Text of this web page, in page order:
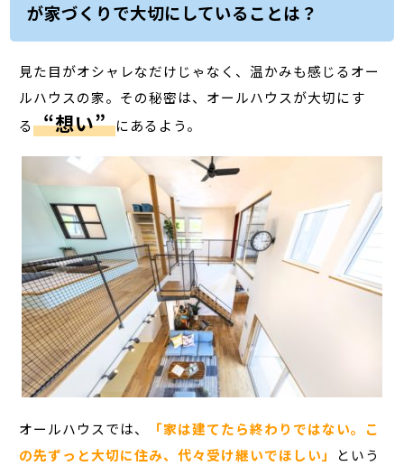
が家づくりで大切にしていることは？
見た目がオシャレなだけじゃなく、温かみも感じるオー
ルハウスの家。その秘密は、オールハウスが大切にす
る “想い” にあるよう。
オールハウスでは、
「家は建てたら終わりではない。こ
の先ずっと大切に住み、代々受け継いでほしい」
という